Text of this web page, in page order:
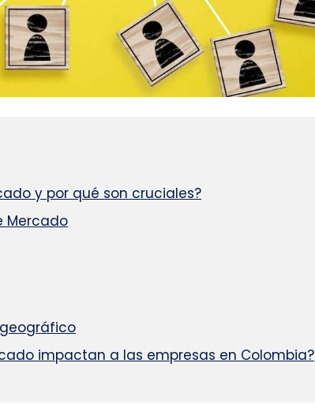
y por qué son cruciales?
Mercado
impactan a las empresas en Colombia?